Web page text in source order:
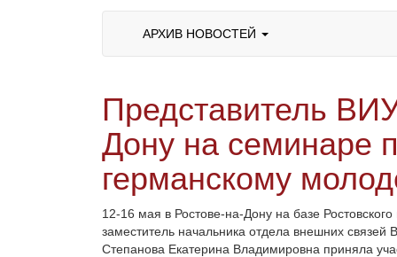
АРХИВ НОВОСТЕЙ
Представитель
Дону на семинаре
германскому
12-16 мая в Ростове-на-Дону на базе Ростовского
заместитель начальника отдела внешних
Степанова Екатерина Владимировна приняла